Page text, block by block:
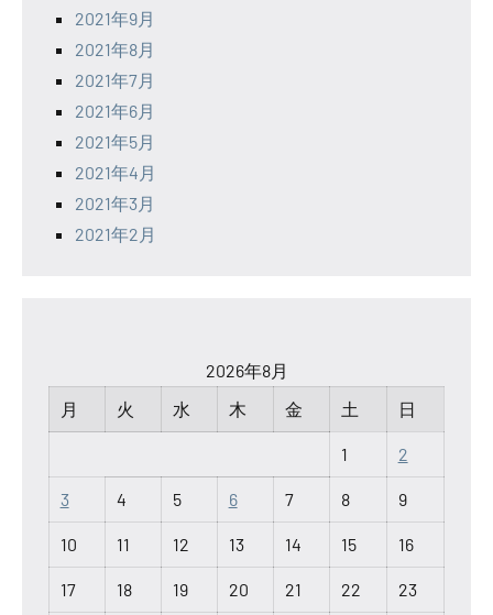
2021年9月
2021年8月
2021年7月
2021年6月
2021年5月
2021年4月
2021年3月
2021年2月
2026年8月
月
火 水 木 金 土 日
1 2
3 4 5 6 7 8 9
10 11 12 13 14 15 16
17 18 19 20 21 22 23